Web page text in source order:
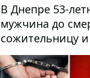
В Днепре 53-
мужчина до
сожительницу
скрыть
детали